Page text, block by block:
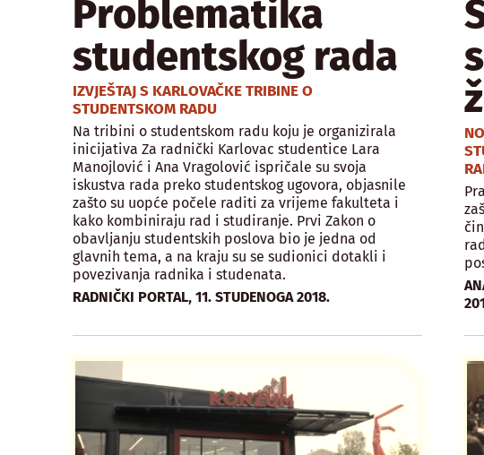
Problematika
studentskog rada
IZVJEŠTAJ S KARLOVAČKE TRIBINE O
STUDENTSKOM RADU
Na tribini o studentskom radu koju je organizirala
inicijativa Za radnički Karlovac studentice Lara
Manojlović i Ana Vragolović ispričale su svoja
iskustva rada preko studentskog ugovora, objasnile
zašto su uopće počele raditi za vrijeme fakulteta i
kako kombiniraju rad i studiranje. Prvi Zakon o
obavljanju studentskih poslova bio je jedna od
glavnih tema, a na kraju su se sudionici dotakli i
povezivanja radnika i studenata.
RADNIČKI PORTAL, 11. STUDENOGA 2018.